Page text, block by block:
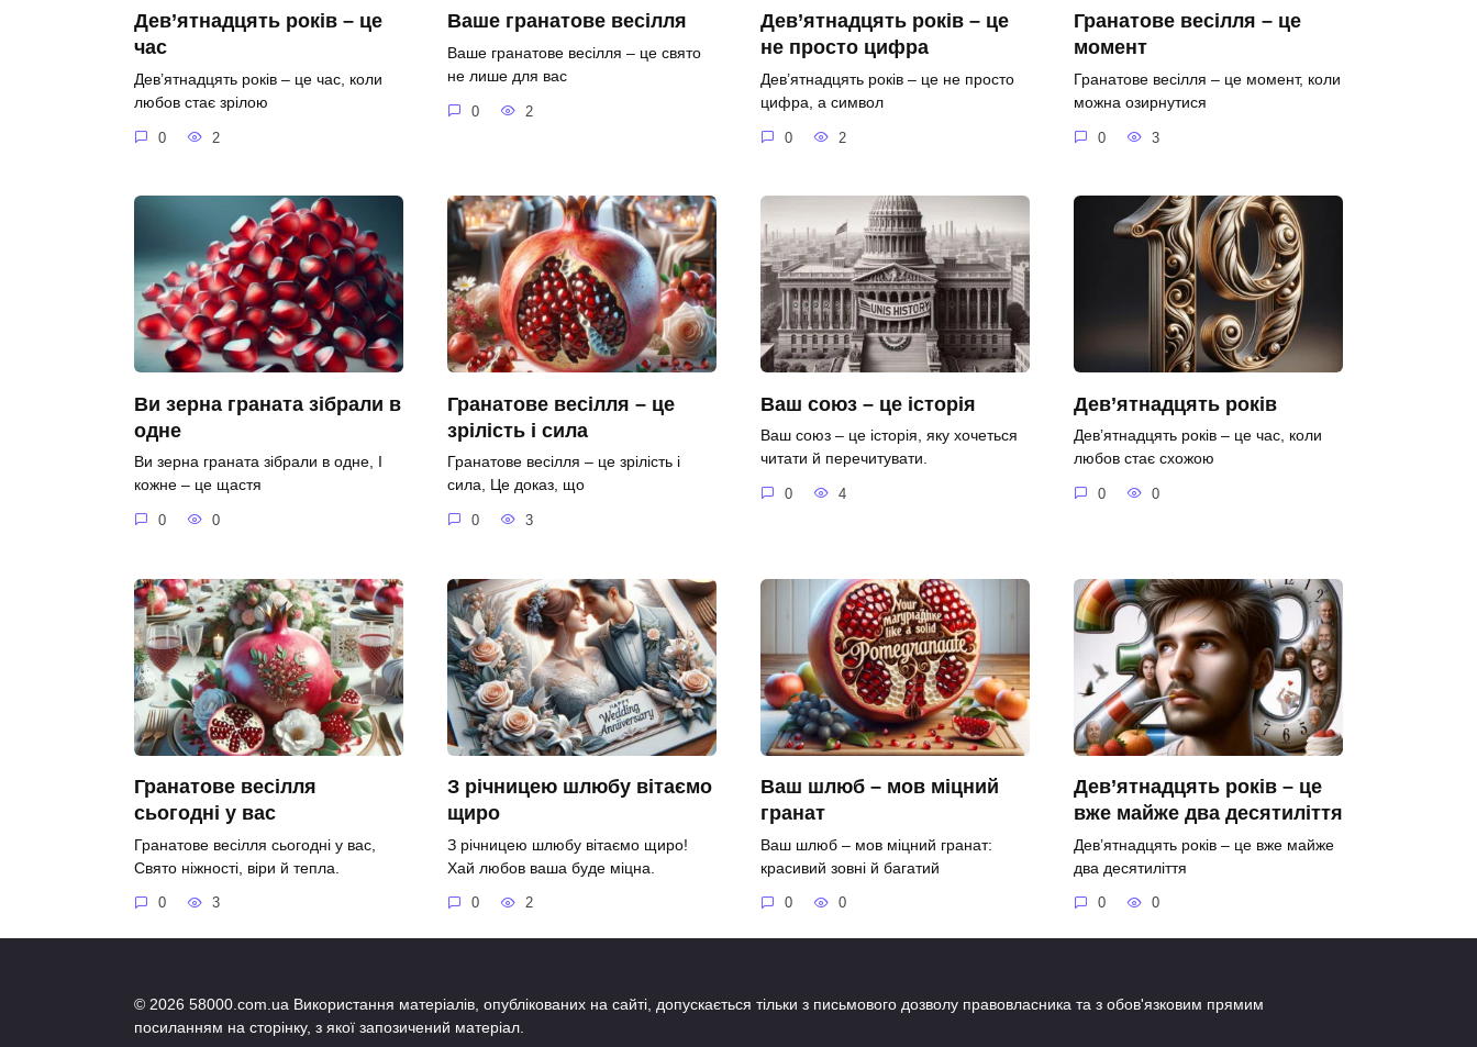
Дев’ятнадцять років – це
час
Дев’ятнадцять років – це час, коли
любов стає зрілою
0 2
Ваше гранатове весілля
Ваше гранатове весілля – це свято
не лише для вас
0 2
Дев’ятнадцять років – це
не просто цифра
Дев’ятнадцять років – це не просто
цифра, а символ
0 2
Гранатове весілля – це
момент
Гранатове весілля – це момент, коли
можна озирнутися
0 3
Ви зерна граната зібрали в
одне
Ви зерна граната зібрали в одне, І
кожне – це щастя
0 0
Гранатове весілля – це
зрілість і сила
Гранатове весілля – це зрілість і
сила, Це доказ, що
0 3
Ваш союз – це історія
Ваш союз – це історія, яку хочеться
читати й перечитувати.
0 4
Дев’ятнадцять років
Дев’ятнадцять років – це час, коли
любов стає схожою
0 0
Гранатове весілля
сьогодні у вас
Гранатове весілля сьогодні у вас,
Свято ніжності, віри й тепла.
0 3
З річницею шлюбу вітаємо
щиро
З річницею шлюбу вітаємо щиро!
Хай любов ваша буде міцна.
0 2
Ваш шлюб – мов міцний
гранат
Ваш шлюб – мов міцний гранат:
красивий зовні й багатий
0 0
Дев’ятнадцять років – це
вже майже два десятиліття
Дев’ятнадцять років – це вже майже
два десятиліття
0 0
© 2026 58000.com.ua Використання матеріалів, опублікованих на сайті, допускається тільки з письмового дозволу правовласника та з обов'язковим прямим
посиланням на сторінку, з якої запозичений матеріал.